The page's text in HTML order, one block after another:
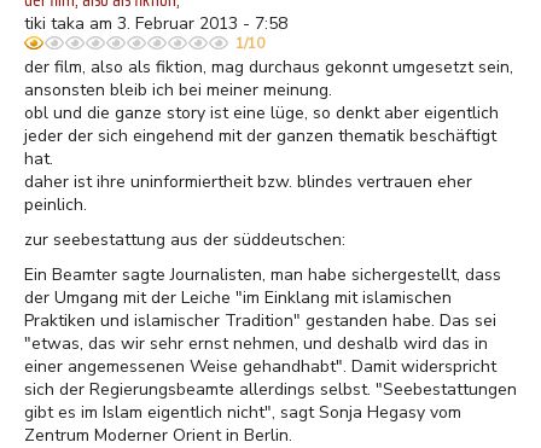
tiki taka am 3. Februar 2013 - 7:58
1/10
der film, also als fiktion, mag durchaus gekonnt umgesetzt sein,
ansonsten bleib ich bei meiner meinung.
obl und die ganze story ist eine lüge, so denkt aber eigentlich
jeder der sich eingehend mit der ganzen thematik beschäftigt
hat.
daher ist ihre uninformiertheit bzw. blindes vertrauen eher
peinlich.
zur seebestattung aus der süddeutschen:
Ein Beamter sagte Journalisten, man habe sichergestellt, dass
der Umgang mit der Leiche "im Einklang mit islamischen
Praktiken und islamischer Tradition" gestanden habe. Das sei
"etwas, das wir sehr ernst nehmen, und deshalb wird das in
einer angemessenen Weise gehandhabt". Damit widerspricht
sich der Regierungsbeamte allerdings selbst. "Seebestattungen
gibt es im Islam eigentlich nicht", sagt Sonja Hegasy vom
Zentrum Moderner Orient in Berlin.